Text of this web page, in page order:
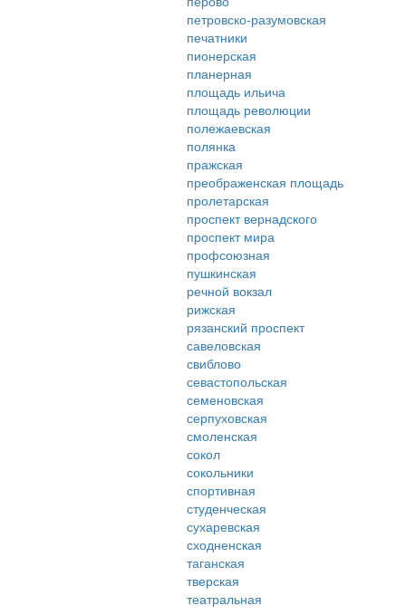
петровско-разумовская
печатники
пионерская
планерная
площадь ильича
площадь революции
полежаевская
полянка
пражская
преображенская площадь
пролетарская
проспект вернадского
проспект мира
профсоюзная
пушкинская
речной вокзал
рижская
рязанский проспект
савеловская
свиблово
севастопольская
семеновская
серпуховская
смоленская
сокол
сокольники
спортивная
студенческая
сухаревская
сходненская
таганская
тверская
театральная